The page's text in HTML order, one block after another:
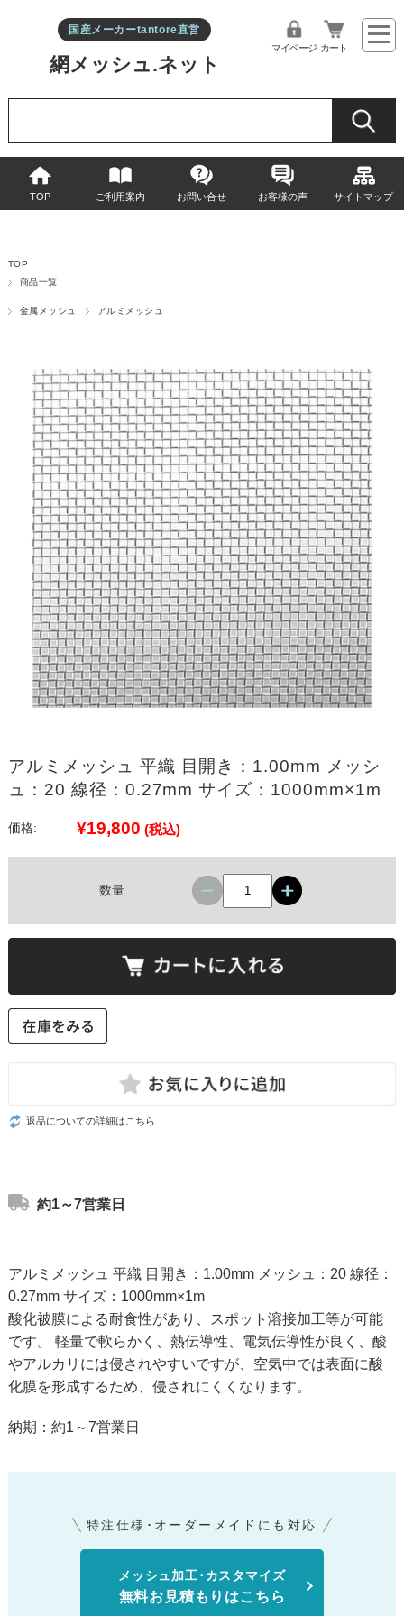
網メッシュ.ネット
国産メーカーtantore直営
マイページ カート
TOP ご利用案内 お問い合せ お客様の声 サイトマップ
TOP
商品一覧
金属メッシュ アルミメッシュ
アルミメッシュ 平織 目開き：1.00mm メッシ
ュ：20 線径：0.27mm サイズ：1000mm×1m
価格: ¥19,800 (税込)
数量
返品についての詳細はこちら
約1～7営業日
アルミメッシュ 平織 目開き：1.00mm メッシュ：20 線径：
0.27mm サイズ：1000mm×1m
酸化被膜による耐食性があり、スポット溶接加工等が可能
です。 軽量で軟らかく、熱伝導性、電気伝導性が良く、酸
やアルカリには侵されやすいですが、空気中では表面に酸
化膜を形成するため、侵されにくくなります。
納期：約1～7営業日
メッシュ加工･カスタマイズ
無料お見積もりはこちら
特注仕様･オーダーメイドにも対応